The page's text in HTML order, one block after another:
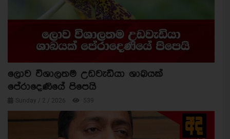
ලොව විශාලතම උඩවැඩියා ශාඛයක්
පේරාදෙණියේ පිපෙයි
Sunday / 2 / 2026 539